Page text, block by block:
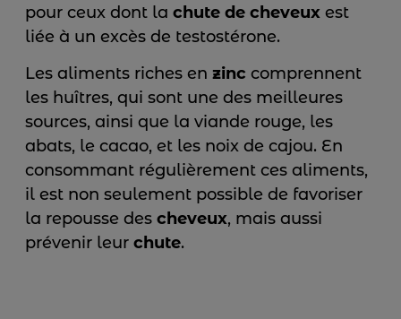
pour ceux dont la chute de cheveux est
liée à un excès de testostérone.
Les aliments riches en zinc comprennent
les huîtres, qui sont une des meilleures
sources, ainsi que la viande rouge, les
abats, le cacao, et les noix de cajou. En
consommant régulièrement ces aliments,
il est non seulement possible de favoriser
la repousse des cheveux, mais aussi
prévenir leur chute.